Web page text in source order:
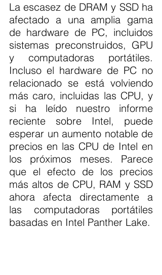
La escasez de DRAM y SSD ha
afectado a una amplia gama
de hardware de PC, incluidos
sistemas preconstruidos, GPU
y computadoras portátiles.
Incluso el hardware de PC no
relacionado se está volviendo
más caro, incluidas las CPU, y
si ha leído nuestro informe
reciente sobre Intel, puede
esperar un aumento notable de
precios en las CPU de Intel en
los próximos meses. Parece
que el efecto de los precios
más altos de CPU, RAM y SSD
ahora afecta directamente a
las computadoras portátiles
basadas en Intel Panther Lake.